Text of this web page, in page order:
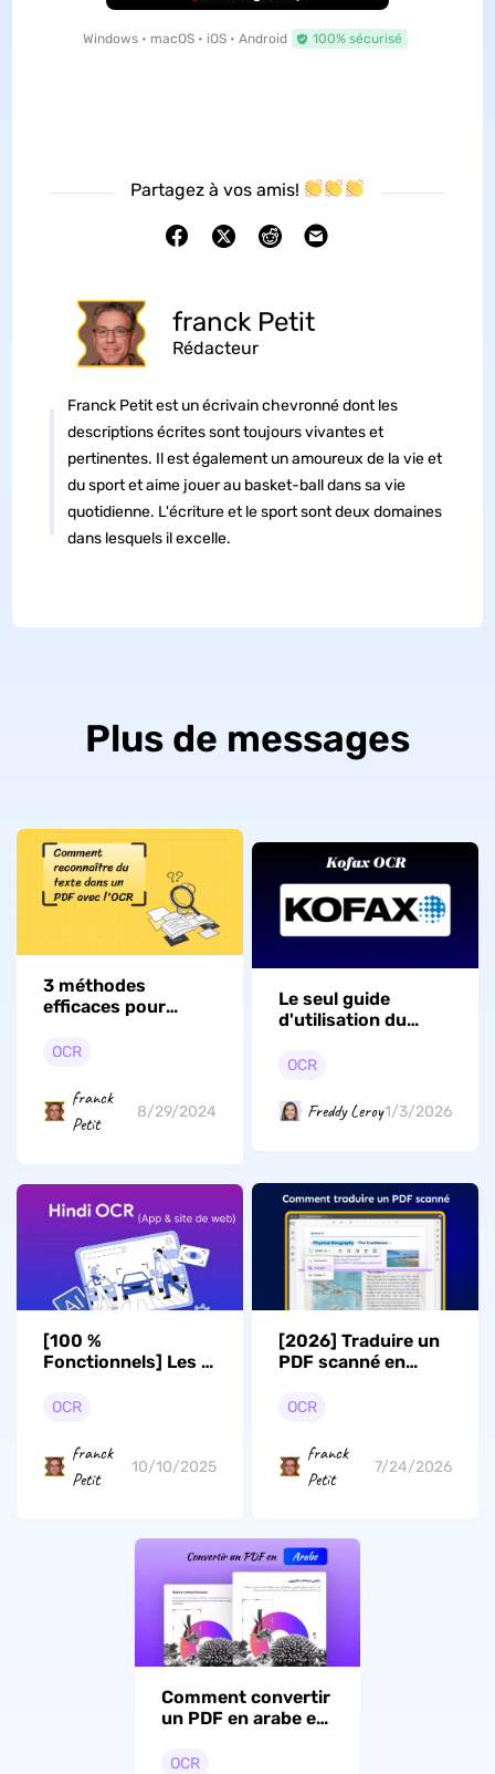
Windows • macOS • iOS • Android 100% sécurisé
Partagez à vos amis!
franck Petit
Rédacteur
Franck Petit est un écrivain chevronné dont les
descriptions écrites sont toujours vivantes et
pertinentes. Il est également un amoureux de la vie et
du sport et aime jouer au basket-ball dans sa vie
quotidienne. L'écriture et le sport sont deux domaines
dans lesquels il excelle.
Plus de messages
3 méthodes
efficaces pour
texte d'un PDF
OCR
franck
Petit
8/29/2024
Le seul guide
d'utilisation du
dont vous aurez
OCR
Freddy Leroy1/3/2026
[100 %
Fonctionnels] Les 4
hindi pour une
texte précise
OCR
franck
Petit
10/10/2025
[2026] Traduire un
PDF scanné en
en page d’origine
OCR
franck
Petit
7/24/2026
Comment convertir
un PDF en arabe en
facile)
OCR